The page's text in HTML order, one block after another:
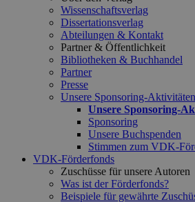
Wissenschaftsverlag
Dissertationsverlag
Abteilungen & Kontakt
Partner & Öffentlichkeit
Bibliotheken & Buchhandel
Partner
Presse
Unsere Sponsoring-Aktivitäten
Unsere Sponsoring-
Sponsoring
Unsere Buchspenden
Stimmen zum VDK-
VDK-Förderfonds
Zuschüsse für unsere Autoren
Was ist der Förderfonds?
Beispiele für gewährte